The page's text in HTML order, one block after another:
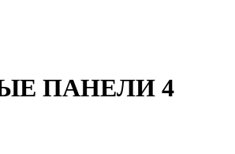
ПАНЕЛИ 4